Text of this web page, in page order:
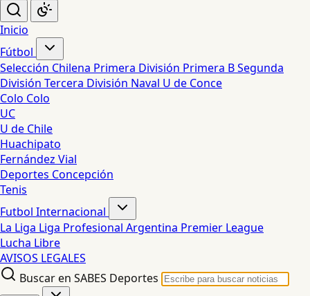
Inicio
Fútbol
Selección Chilena Primera División Primera BSegunda
División Tercera División Naval U de Conce
Colo Colo
UC
U de Chile
Huachipato
Fernández Vial
Deportes Concepción
Tenis
Futbol Internacional
La Liga Liga Profesional Argentina Premier League
Lucha Libre
AVISOS LEGALES
Buscar en SABES Deportes